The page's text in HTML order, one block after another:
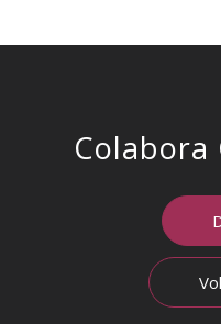
Colabora